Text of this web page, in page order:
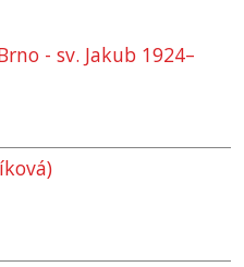
- sv. Jakub 1924–